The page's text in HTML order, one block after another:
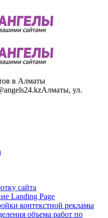
в Алматы
Алматы, ул.
сайта
Landing Page
контекстной рекламы
объема работ по